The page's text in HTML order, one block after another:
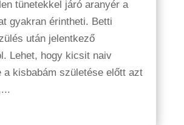
tünetekkel járó aranyér a
gyakran érintheti. Betti
után jelentkező
Lehet, hogy kicsit naiv
a kisbabám születése előtt azt